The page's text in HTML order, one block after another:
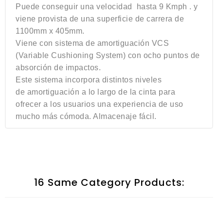
Puede conseguir una velocidad hasta 9 Kmph . y
viene provista de una superficie de carrera de
1100mm x 405mm.
Viene con sistema de amortiguación VCS
(Variable Cushioning System) con ocho puntos de
absorción de impactos.
Este sistema incorpora distintos niveles
de amortiguación a lo largo de la cinta para
ofrecer a los usuarios una experiencia de uso
mucho más cómoda. Almacenaje fácil.
16 Same Category Products: